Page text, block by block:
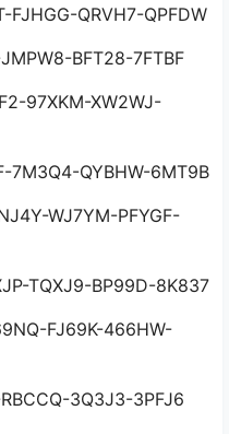
QRVH7-QPFDW
BFT28-7FTBF
97XKM-XW2WJ-
7M3Q4-QYBHW-6MT9B
WJ7YM-PFYGF-
TQXJ9-BP99D-8K837
FJ69K-466HW-
3Q3J3-3PFJ6